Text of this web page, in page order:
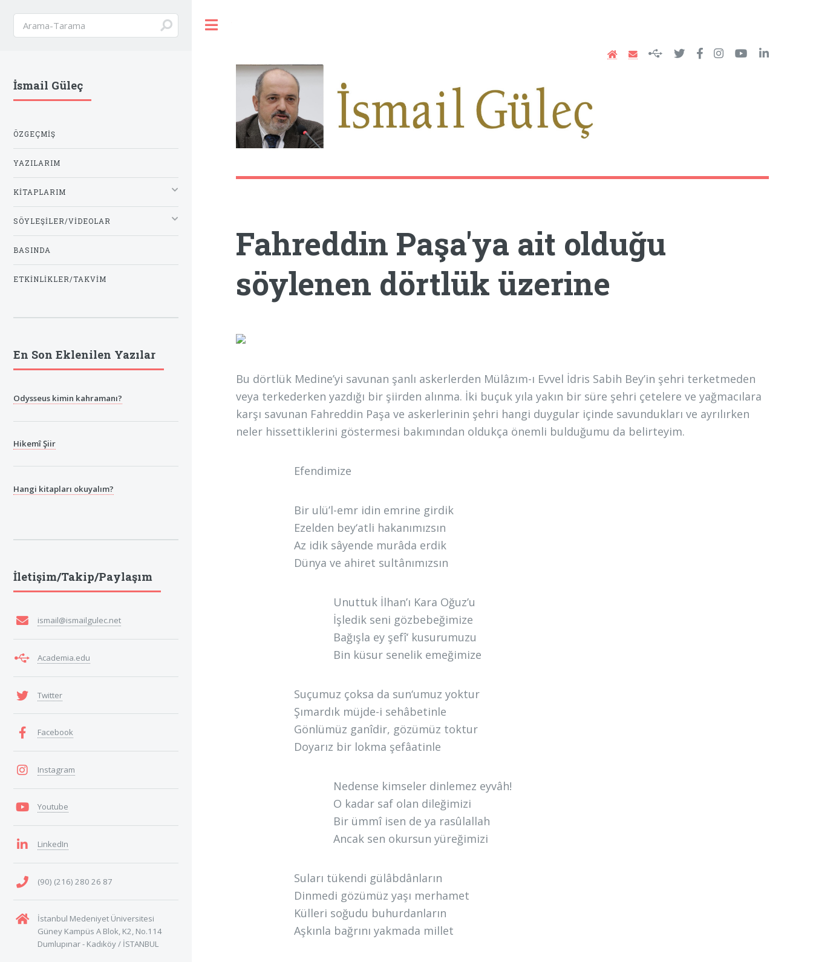
Fahreddin Paşa'ya ait olduğu
söylenen dörtlük üzerine
Bu dörtlük Medine’yi savunan şanlı askerlerden Mülâzım-ı Evvel İdris Sabih Bey’in şehri terketmeden
veya terkederken yazdığı bir şiirden alınma. İki buçuk yıla yakın bir süre şehri çetelere ve yağmacılara
karşı savunan Fahreddin Paşa ve askerlerinin şehri hangi duygular içinde savundukları ve ayrılırken
neler hissettiklerini göstermesi bakımından oldukça önemli bulduğumu da belirteyim.
Efendimize
Bir ulü’l-emr idin emrine girdik
Ezelden bey‘atli hakanımızsın
Az idik sâyende murâda erdik
Dünya ve ahiret sultânımızsın
Unuttuk İlhan’ı Kara Oğuz’u
İşledik seni gözbebeğimize
Bağışla ey şefî‘ kusurumuzu
Bin küsur senelik emeğimize
Suçumuz çoksa da sun‘umuz yoktur
Şımardık müjde-i sehâbetinle
Gönlümüz ganîdir, gözümüz toktur
Doyarız bir lokma şefâatinle
Nedense kimseler dinlemez eyvâh!
O kadar saf olan dileğimizi
Bir ümmî isen de ya rasûlallah
Ancak sen okursun yüreğimizi
Suları tükendi gülâbdânların
Dinmedi gözümüz yaşı merhamet
Külleri soğudu buhurdanların
Aşkınla bağrını yakmada millet
İsmail Güleç
ÖZGEÇMIŞ
YAZILARIM
KITAPLARIM
SÖYLEŞILER/VIDEOLAR
BASINDA
ETKINLIKLER/TAKVIM
En Son Eklenilen Yazılar
Odysseus kimin kahramanı?
Hikemî Şiir
Hangi kitapları okuyalım?
İletişim/Takip/Paylaşım
ismail@ismailgulec.net
Academia.edu
Twitter
Facebook
Instagram
Youtube
LinkedIn
(90) (216) 280 26 87
İstanbul Medeniyet Üniversitesi
Güney Kampüs A Blok, K2, No.114
Dumlupınar - Kadıköy / İSTANBUL